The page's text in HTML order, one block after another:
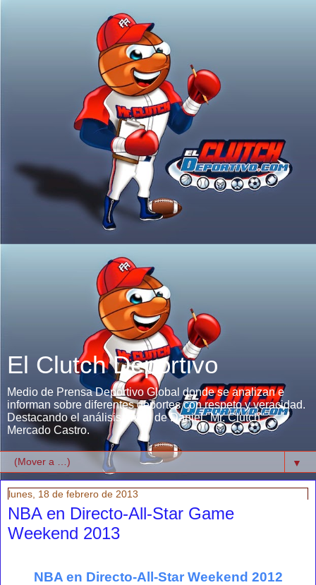
El Clutch Deportivo
Medio de Prensa Deportivo Global donde se analizan e
informan sobre diferentes deportes con respeto y veracidad.
Destacando el análisis único de Daniel "Mr. Clutch"
Mercado Castro.
▼
lunes, 18 de febrero de 2013
NBA en Directo-All-Star Game
Weekend 2013
NBA en Directo-All-Star Weekend 2012